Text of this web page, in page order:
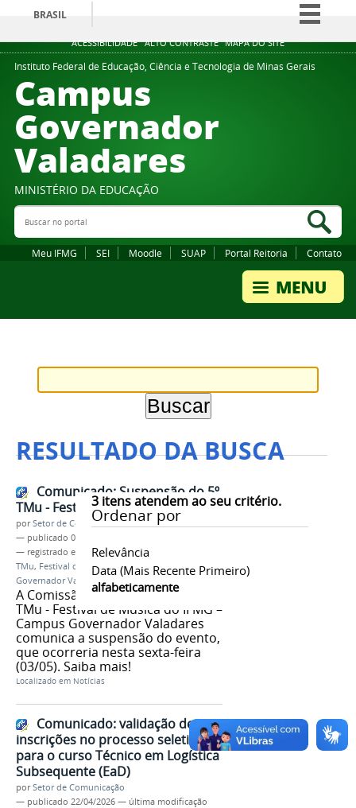
ACESSIBILIDADE ALTO CONTRASTE MAPA DO SITE
BRASIL
Simplifique!
Comunica BR
Instituto Federal de Educação, Ciência e Tecnologia de Minas Gerais
Campus
Governador
Valadares
MINISTÉRIO DA EDUCAÇÃO
Buscar no portal
Meu IFMG SEI Moodle SUAP Portal Reitoria Contato
RESULTADO DA BUSCA
3itens atendem ao seu critério.
Ordenar por
Relevância
Data (mais Recente Primeiro)
alfabeticamente
Comunicado: Suspensão do 5º
TMu - Festival de Música
porSetor de Comunicação
— publicado 02/05/2019
— registrado em:
Comunicado,Suspensão
TMu, Festival de Música 2019 ,IFMG
Campus
Governador Valadares
A Comissão Organizadora do 5º
TMu - Festival de Música do IFMG –
Campus Governador Valadares
comunica a suspensão do evento,
que ocorreria nesta sexta-feira
(03/05). Saiba mais!
Localizado em Notícias
Comunicado: validação de
inscrições no processo seletivo
para o curso Técnico em Logística
Subsequente (EaD)
porSetor de Comunicação
— publicado 22/04/2026 — última modificação